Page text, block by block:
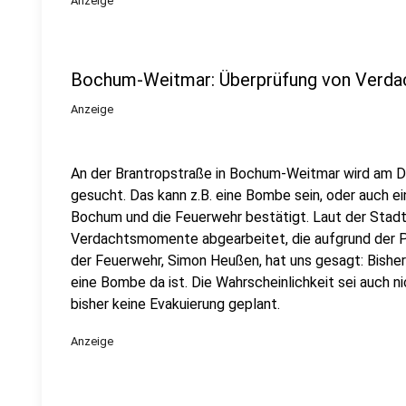
Bochum-Weitmar: Überprüfung von
Anzeige
An der Brantropstraße in Bochum-Weitmar wird am
gesucht. Das kann z.B. eine Bombe sein, oder auch
Bochum und die Feuerwehr bestätigt. Laut der
Verdachtsmomente abgearbeitet, die aufgrund der
der Feuerwehr, Simon Heußen, hat uns gesagt:
eine Bombe da ist. Die Wahrscheinlichkeit sei auch
bisher keine Evakuierung geplant.
Anzeige